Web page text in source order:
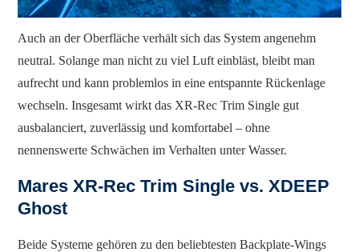
Auch an der Oberfläche verhält sich das System angenehm
neutral. Solange man nicht zu viel Luft einbläst, bleibt man
aufrecht und kann problemlos in eine entspannte Rückenlage
wechseln. Insgesamt wirkt das XR-Rec Trim Single gut
ausbalanciert, zuverlässig und komfortabel – ohne
nennenswerte Schwächen im Verhalten unter Wasser.
Mares XR-Rec Trim Single vs. XDEEP
Ghost
Beide Systeme gehören zu den beliebtesten Backplate-Wings